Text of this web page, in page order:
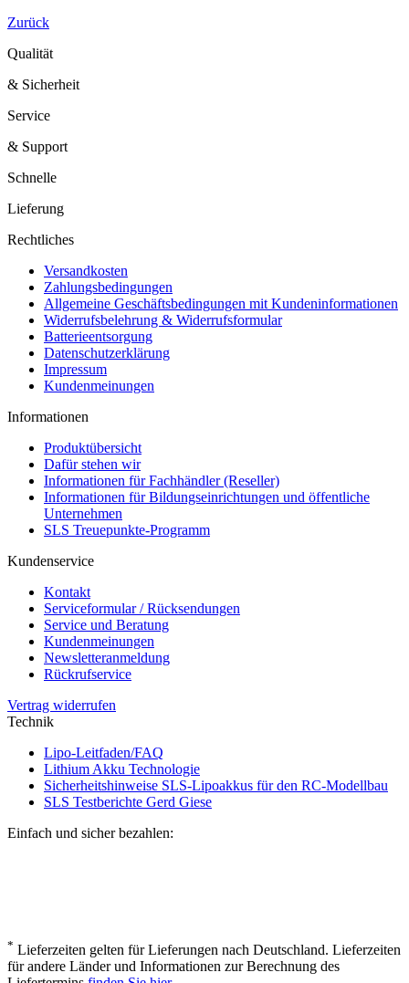
Zurück
Qualität
& Sicherheit
Service
& Support
Schnelle
Lieferung
Rechtliches
Versandkosten
Zahlungsbedingungen
Allgemeine Geschäftsbedingungen mit Kundeninformationen
Widerrufsbelehrung & Widerrufsformular
Batterieentsorgung
Datenschutzerklärung
Impressum
Kundenmeinungen
Informationen
Produktübersicht
Dafür stehen wir
Informationen für Fachhändler (Reseller)
Informationen für Bildungseinrichtungen und öffentliche
Unternehmen
SLS Treuepunkte-Programm
Kundenservice
Kontakt
Serviceformular / Rücksendungen
Service und Beratung
Kundenmeinungen
Newsletteranmeldung
Rückrufservice
Vertrag widerrufen
Technik
Lipo-Leitfaden/FAQ
Lithium Akku Technologie
Sicherheitshinweise SLS-Lipoakkus für den RC-Modellbau
SLS Testberichte Gerd Giese
Einfach und sicher bezahlen:
* Lieferzeiten gelten für Lieferungen nach Deutschland. Lieferzeiten
für andere Länder und Informationen zur Berechnung des